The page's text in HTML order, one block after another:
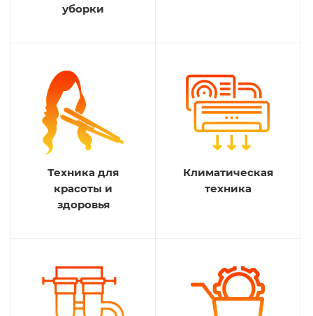
уборки
Техника для
красоты и
здоровья
Климатическая
техника